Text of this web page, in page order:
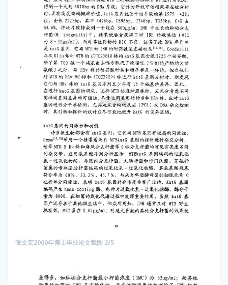
张文宏2000年博士毕业论文截图 2/5